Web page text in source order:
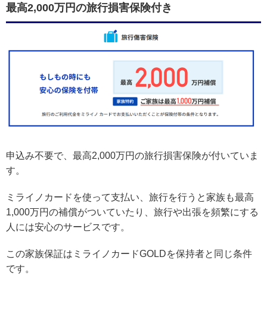
最高2,000万円の旅行損害保険付き
申込み不要で、最高2,000万円の旅行損害保険が付いていま
す。
ミライノカードを使って支払い、旅行を行うと家族も最高
1,000万円の補償がついていたり、旅行や出張を頻繁にする
人には安心のサービスです。
この家族保証はミライノカードGOLDを保持者と同じ条件
です。